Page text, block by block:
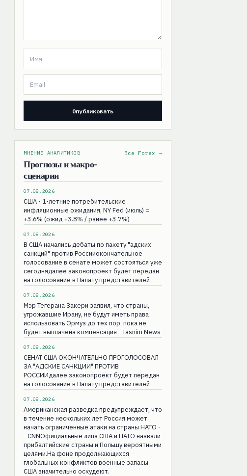
МНЕНИЕ АНАЛИТИКОВ
Прогнозы и макро-
сценарии
Все Forex →
07.08.2026
США - 1-летние потребительские
инфляционные ожидания, NY Fed (июль) =
+3.6% (ожид +3.8% / ранее +3.7%)
07.08.2026
В США начались дебаты по пакету "адских
санкций" против Россииокончательное
голосование в сенате может состояться уже
сегоднядалее законопроект будет передан
на голосование в Палату представителей
07.08.2026
Мэр Тегерана Закери заявил, что страны,
угрожавшие Ирану, не будут иметь права
использовать Ормуз до тех пор, пока не
будет выплачена компенсация - Tasnim News
07.08.2026
СЕНАТ США ОКОНЧАТЕЛЬНО ПРОГОЛОСОВАЛ
ЗА "АДСКИЕ САНКЦИИ" ПРОТИВ
РОССИИдалее законопроект будет передан
на голосование в Палату представителей
07.08.2026
Американская разведка предупреждает, что
в течение нескольких лет Россия может
начать ограниченные атаки на страны НАТО -
- CNNОфициальные лица США и НАТО назвали
прибалтийские страны и Польшу вероятными
целями.На фоне продолжающихся
глобальных конфликтов военные запасы
США значительно оскудеют.